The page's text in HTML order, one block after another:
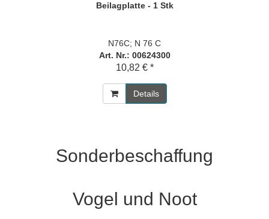
Beilagplatte - 1 Stk
N76C; N 76 C
Art. Nr.: 00624300
10,82 € *
Details
Sonderbeschaffung
Vogel und Noot